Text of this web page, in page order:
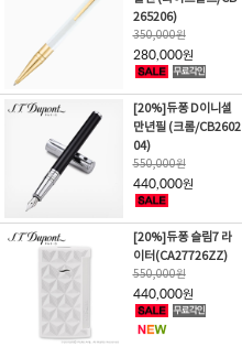
265206)
350,000원
280,000원
[20%]듀퐁 D이니셜
만년필 (크롬/CB2602
04)
550,000원
440,000원
[20%]듀퐁 슬림7 라
이터(CA27726ZZ)
550,000원
440,000원